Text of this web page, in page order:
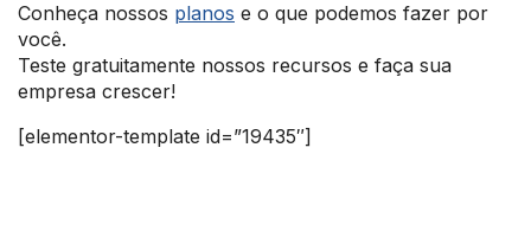
Conheça nossos planos e o que podemos fazer por
você.
Teste gratuitamente nossos recursos e faça sua
empresa crescer!
[elementor-template id=”19435″]